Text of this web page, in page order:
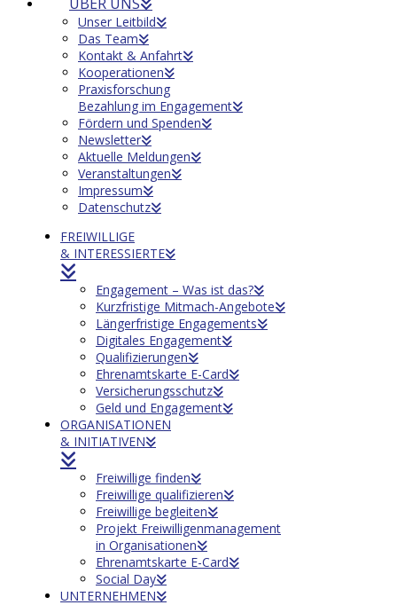
Unser Leitbild
Das Team
Kontakt & Anfahrt
Kooperationen
Praxisforschung
Bezahlung im Engagement
Fördern und Spenden
Newsletter
Aktuelle Meldungen
Veranstaltungen
Impressum
Datenschutz
FREIWILLIGE
& INTERESSIERTE
Engagement – Was ist das?
Kurzfristige Mitmach-Angebote
Längerfristige Engagements
Digitales Engagement
Qualifizierungen
Ehrenamtskarte E-Card
Versicherungsschutz
Geld und Engagement
ORGANISATIONEN
& INITIATIVEN
Freiwillige finden
Freiwillige qualifizieren
Freiwillige begleiten
Projekt Freiwilligenmanagement
in Organisationen
Ehrenamtskarte E-Card
Social Day
UNTERNEHMEN